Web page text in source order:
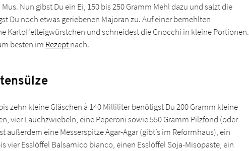
Nun gibst Du ein Ei, 150 bis 250 Gramm Mehl dazu und salzt die
Du noch etwas geriebenen Majoran zu. Auf einer bemehlten
Kartoffelteigwürstchen und schneidest die Gnocchi in kleine Portionen.
besten im Rezeptnach.
zehn kleine Gläschen à 140 Milliliter benötigst Du 200 Gramm kleine
vier Lauchzwiebeln, eine Peperoni sowie 550 Gramm Pilzfond (oder
außerdem eine Messerspitze Agar-Agar (gibt’s im Reformhaus), ein
vier Esslöffel Balsamico bianco, einen Esslöffel Soja-Misopaste, ein